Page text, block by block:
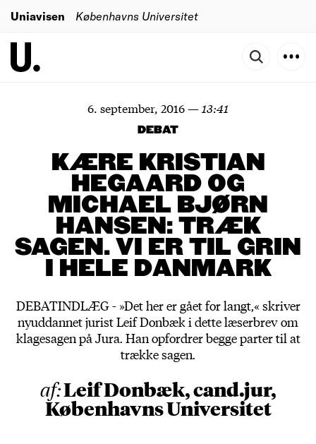
Uniavisen Københavns Universitet
6. september, 2016— 13:41
DEBAT
KÆRE KRISTIAN
HEGAARD OG
MICHAEL BJØRN
HANSEN: TRÆK
SAGEN. VI ER TIL GRIN
I HELE DANMARK
DEBATINDLÆG - »Det her er gået for langt,« skriver
nyuddannet jurist Leif Donbæk i dette læserbrev om
klagesagen på Jura. Han opfordrer begge parter til at
trække sagen.
af:Leif Donbæk, cand.jur,
Københavns Universitet